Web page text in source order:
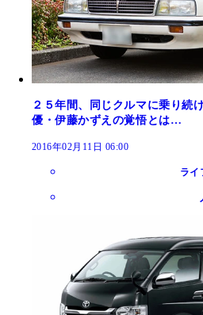
２５年間、同じクルマに乗り続
優・伊藤かずえの覚悟とは…
2016年02月11日 06:00
ライ